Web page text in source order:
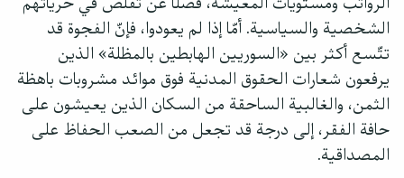
الشخصية والسياسية. أمّا إذا لم يعودوا، فإنّ الفجوة قد
تتّسع أكثر بين «السوريين الهابطين بالمظلة» الذين
يرفعون شعارات الحقوق المدنية فوق موائد مشروبات باهظة
الثمن، والغالبية الساحقة من السكان الذين يعيشون على
حافة الفقر، إلى درجة قد تجعل من الصعب الحفاظ على
المصداقية.